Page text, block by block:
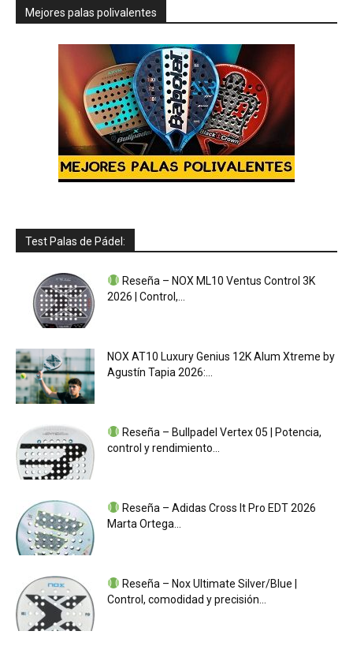
Mejores palas polivalentes
Test Palas de Pádel:
Reseña – NOX ML10 Ventus Control 3K
2026 | Control,...
NOX AT10 Luxury Genius 12K Alum Xtreme by
Agustín Tapia 2026:...
Reseña – Bullpadel Vertex 05 | Potencia,
control y rendimiento...
Reseña – Adidas Cross It Pro EDT 2026
Marta Ortega...
Reseña – Nox Ultimate Silver/Blue |
Control, comodidad y precisión...